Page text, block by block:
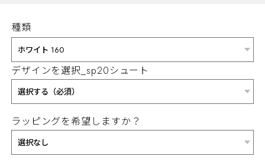
種類
デザインを選択_sp20シュート
ラッピングを希望しますか？